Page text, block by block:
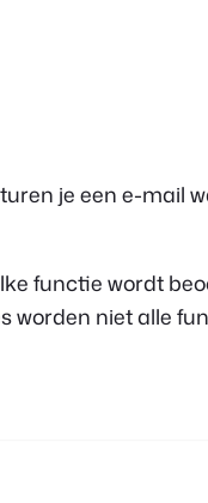
je een e-mail
functie wordt
worden niet alle